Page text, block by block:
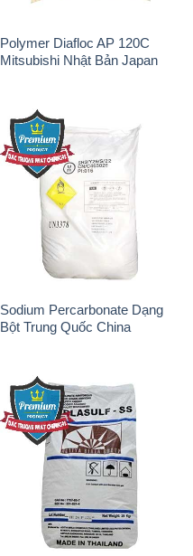
Polymer Diafloc AP 120C
Mitsubishi Nhật Bản Japan
Sodium Percarbonate Dạng
Bột Trung Quốc China